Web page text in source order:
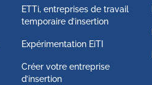
ETTi, entreprises de travail
temporaire d’insertion
Expérimentation EiTI
Créer votre entreprise
d’insertion